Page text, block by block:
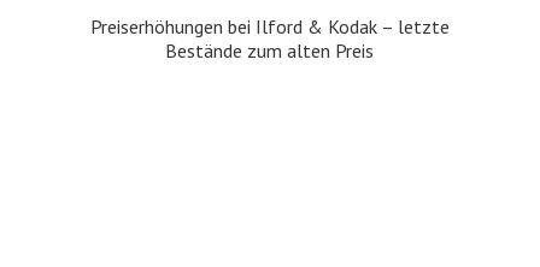
Preiserhöhungen bei Ilford & Kodak – letzte
Bestände zumalten Preis